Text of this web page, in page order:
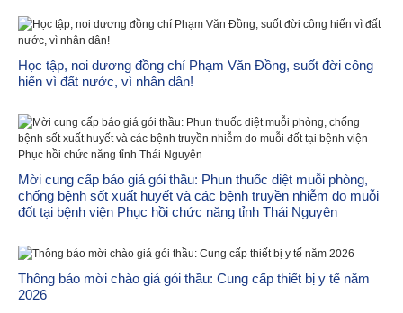
Học tập, noi dương đồng chí Phạm Văn Đồng, suốt đời công
hiến vì đất nước, vì nhân dân!
Mời cung cấp báo giá gói thầu: Phun thuốc diệt muỗi phòng,
chống bệnh sốt xuất huyết và các bệnh truyền nhiễm do muỗi
đốt tại bệnh viện Phục hồi chức năng tỉnh Thái Nguyên
Thông báo mời chào giá gói thầu: Cung cấp thiết bị y tế năm
2026